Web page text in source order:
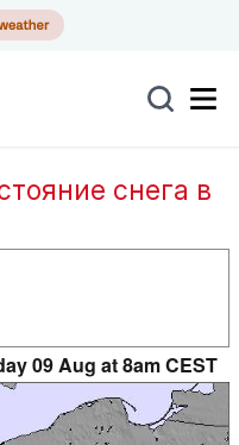
09 Aug at 8am CEST